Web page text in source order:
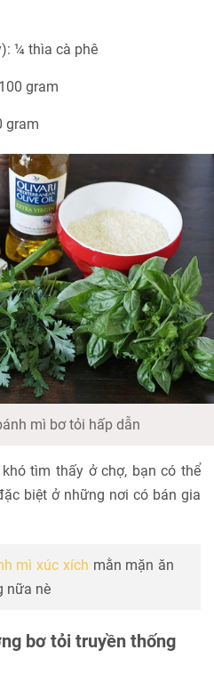
¼ thìa cà phê
gram
gram
mì bơ tỏi hấp dẫn
tìm thấy ở chợ, bạn có thể
biệt ở những nơi có bán gia
mì xúc xích mằn mặn ăn
nữa nè
bơ tỏi truyền thống